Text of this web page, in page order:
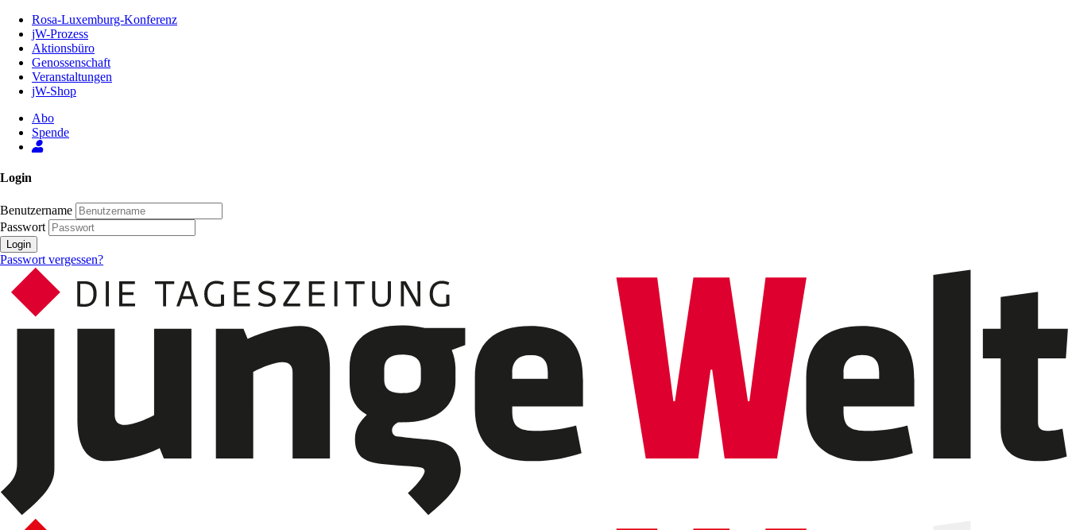
Inhalt
Seite
Rosa-Luxemburg-Konferenz
jW-Prozess
Aktionsbüro
Genossenschaft
Veranstaltungen
jW-Shop
Abo
Spende
Login
Benutzername
Passwort
Login
Passwort vergessen?